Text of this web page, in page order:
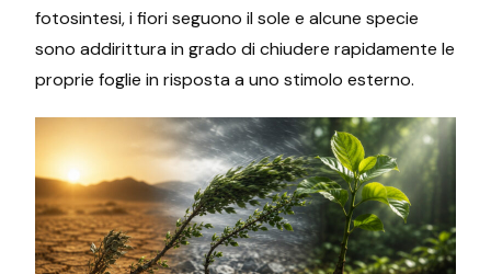
fotosintesi, i fiori seguono il sole e alcune specie
sono addirittura in grado di chiudere rapidamente le
proprie foglie in risposta a uno stimolo esterno.